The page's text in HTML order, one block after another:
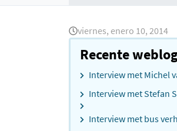
viernes, enero 10, 2014
Recente
Interview met Michel
Interview met Stefan
Interview met bus